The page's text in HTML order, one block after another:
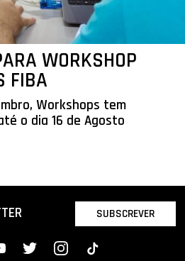
WORKSHOP
FIBA
Workshops tem
o dia 16 de Agosto
SUBSCREVER